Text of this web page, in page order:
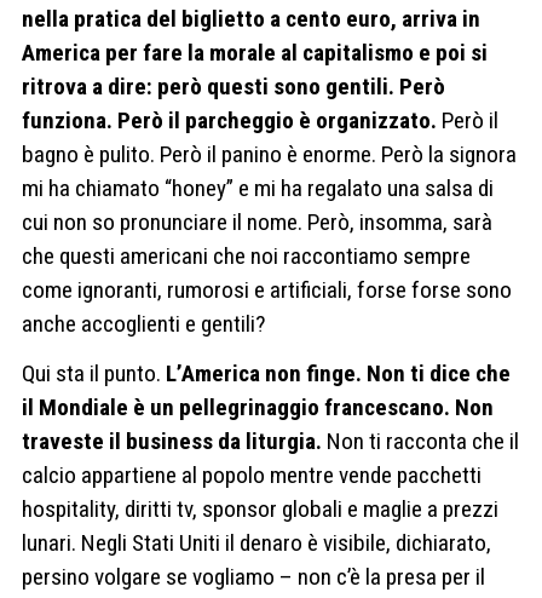
nella pratica del biglietto a cento euro, arriva in
America per fare la morale al capitalismo e poi si
ritrova a dire: però questi sono gentili. Però
funziona. Però il parcheggio è organizzato. Però il
bagno è pulito. Però il panino è enorme. Però la signora
mi ha chiamato “honey” e mi ha regalato una salsa di
cui non so pronunciare il nome. Però, insomma, sarà
che questi americani che noi raccontiamo sempre
come ignoranti, rumorosi e artificiali, forse forse sono
anche accoglienti e gentili?
Qui sta il punto. L’America non finge. Non ti dice che
il Mondiale è un pellegrinaggio francescano. Non
traveste il business da liturgia. Non ti racconta che il
calcio appartiene al popolo mentre vende pacchetti
hospitality, diritti tv, sponsor globali e maglie a prezzi
lunari. Negli Stati Uniti il denaro è visibile, dichiarato,
persino volgare se vogliamo – non c’è la presa per il